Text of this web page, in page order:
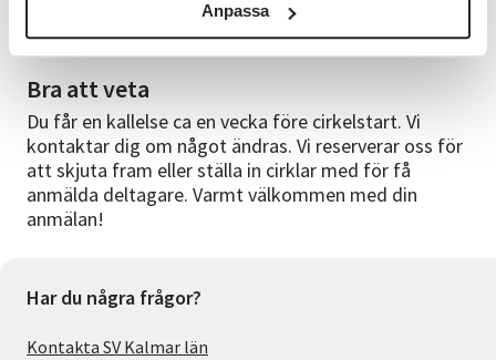
Anpassa
Allt material finns på plats. Ett geléljus ingår som du
får ta med dig hem.
Bra att veta
Du får en kallelse ca en vecka före cirkelstart. Vi
kontaktar dig om något ändras. Vi reserverar oss för
att skjuta fram eller ställa in cirklar med för få
anmälda deltagare. Varmt välkommen med din
anmälan!
Har du några frågor?
Kontakta SV Kalmar län